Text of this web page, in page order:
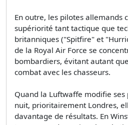
En outre, les pilotes allemands
supériorité tant tactique que
britanniques ("Spitfire" et
de la Royal Air Force se
bombardiers, évitant autant
combat avec les chasseurs.
Quand la Luftwaffe modifie
nuit, prioritairement Londres,
davantage de résultats. En